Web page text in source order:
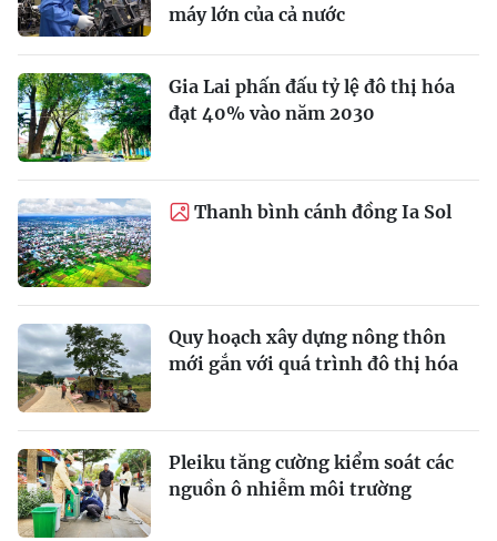
máy lớn của cả nước
Gia Lai phấn đấu tỷ lệ đô thị hóa
đạt 40% vào năm 2030
Thanh bình cánh đồng Ia Sol
Quy hoạch xây dựng nông thôn
mới gắn với quá trình đô thị hóa
Pleiku tăng cường kiểm soát các
nguồn ô nhiễm môi trường